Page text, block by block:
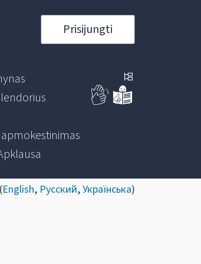
Prisijungti
English, Русский,Українська)